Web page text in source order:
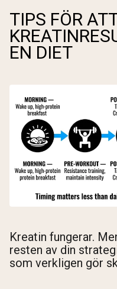
TIPS FÖR
EN DIET
Kreatin fungerar.
resten av din
som verkligen gör